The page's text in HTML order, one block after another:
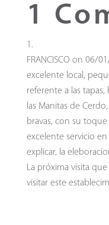
1
FRANCISCO on 06/
excelente local,
referente a las
las Manitas de
bravas, con su
excelente servicio
explicar, la
La próxima visita
visitar este